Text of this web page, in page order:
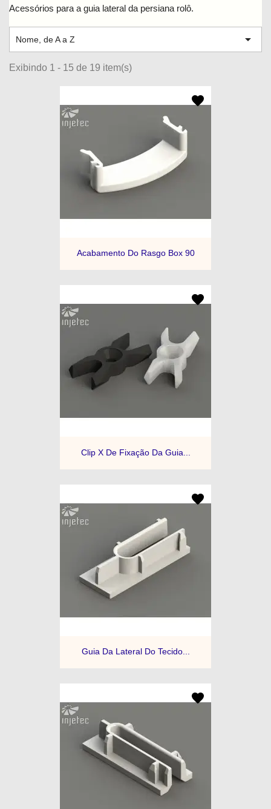
Acessórios para a guia lateral da persiana rolô.
Nome, de A a Z 
Exibindo 1 - 15 de 19 item(s)
Acabamento Do Rasgo Box 90
Clip X De Fixação Da Guia...
Guia Da Lateral Do Tecido...